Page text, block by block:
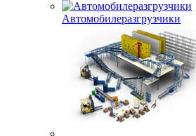
Автомобилеразгрузчики